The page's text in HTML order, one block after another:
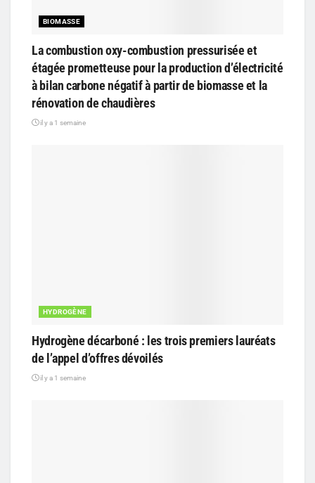
BIOMASSE
La combustion oxy-combustion pressurisée et
étagée prometteuse pour la production d’électricité
à bilan carbone négatif à partir de biomasse et la
rénovation de chaudières
il y a 1 semaine
HYDROGÈNE
Hydrogène décarboné : les trois premiers lauréats
de l’appel d’offres dévoilés
il y a 1 semaine